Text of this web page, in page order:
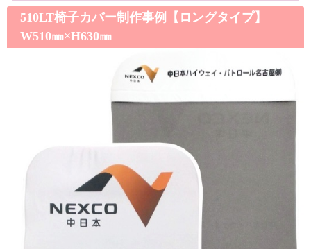
510LT椅子カバー制作事例【ロングタイプ】
W510㎜×H630㎜